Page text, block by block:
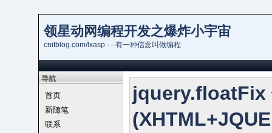
领星动网编程开发之爆炸小宇宙
cnitblog.com/lxasp - - 有一种信念叫做编程
导航
首页
新随笔
联系
jquery.floatFix